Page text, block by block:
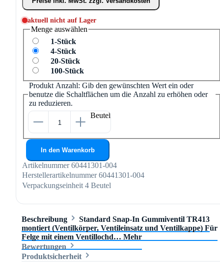
aktuell nicht auf Lager
Menge auswählen
1-Stück
4-Stück
20-Stück
100-Stück
Produkt Anzahl: Gib den gewünschten Wert ein oder
benutze die Schaltflächen um die Anzahl zu erhöhen oder
zu reduzieren.
Beutel
In den Warenkorb
Artikelnummer 60441301-004
Herstellerartikelnummer 60441301-004
Verpackungseinheit 4 Beutel
Beschreibung
Standard Snap-In Gummiventil TR413
montiert (Ventilkörper, Ventileinsatz und Ventilkappe) Für
Felge mit einem Ventillochd… Mehr
Bewertungen
Produktsicherheit